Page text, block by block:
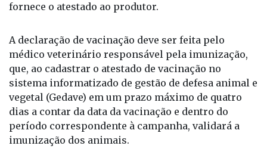
fornece o atestado ao produtor.
A declaração de vacinação deve ser feita pelo
médico veterinário responsável pela imunização,
que, ao cadastrar o atestado de vacinação no
sistema informatizado de gestão de defesa animal e
vegetal (Gedave) em um prazo máximo de quatro
dias a contar da data da vacinação e dentro do
período correspondente à campanha, validará a
imunização dos animais.